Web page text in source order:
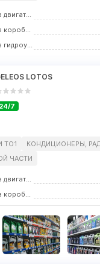
Заменить масло в двигателе
Заменить масло в коробке передач
Заменить масло в гидроусилителе руля
LOTOS
24/7
ТО1
КОНДИЦИОНЕРЫ,
ЧАСТИ
Заменить масло в двигателе
Заменить масло в коробке передач